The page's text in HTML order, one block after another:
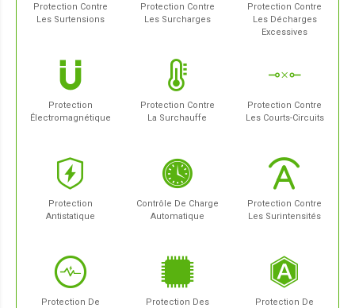
Protection Contre
Les Surtensions
Protection Contre
Les Surcharges
Protection Contre
Les Décharges
Excessives
Protection
Électromagnétique
Protection Contre
La Surchauffe
Protection Contre
Les Courts-Circuits
Protection
Antistatique
Contrôle De Charge
Automatique
Protection Contre
Les Surintensités
Protection De
Protection Des
Protection De